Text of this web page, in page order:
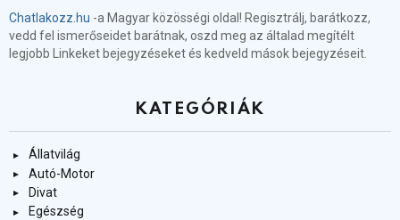
Chatlakozz.hu -a Magyar közösségi oldal! Regisztrálj, barátkozz,
vedd fel ismerőseidet barátnak, oszd meg az általad megítélt
legjobb Linkeket bejegyzéseket és kedveld mások bejegyzéseit.
KATEGÓRIÁK
Állatvilág
Autó-Motor
Divat
Egészség